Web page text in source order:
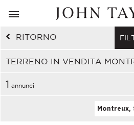
RITORNO
TERRENO IN VENDITA
1 annunci
Montreux,